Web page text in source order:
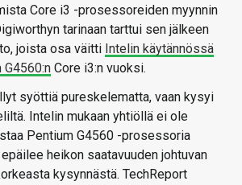
Core i3 -prosessoreiden myynnin
tarinaan tarttui sen jälkeen
joista osa väitti Intelin käytännössä
G4560:n Core i3:n vuoksi.
syöttiä pureskelematta, vaan kysyi
Intelin mukaan yhtiöllä ei ole
Pentium G4560 -prosessoria
heikon saatavuuden johtuvan
kysynnästä. TechReport